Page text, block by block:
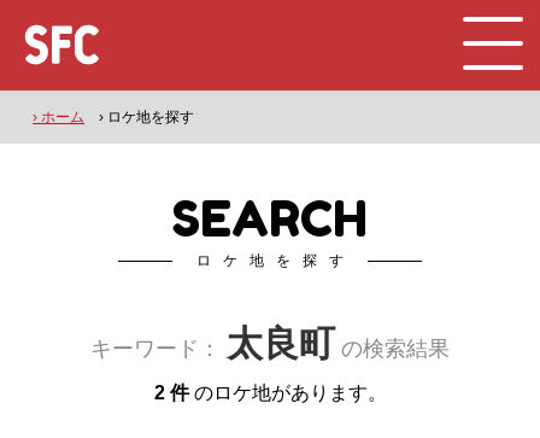
› ホーム › ロケ地を探す
SEARCH
ロケ地を探す
キーワード： 太良町 の検索結果
2 件のロケ地があります。